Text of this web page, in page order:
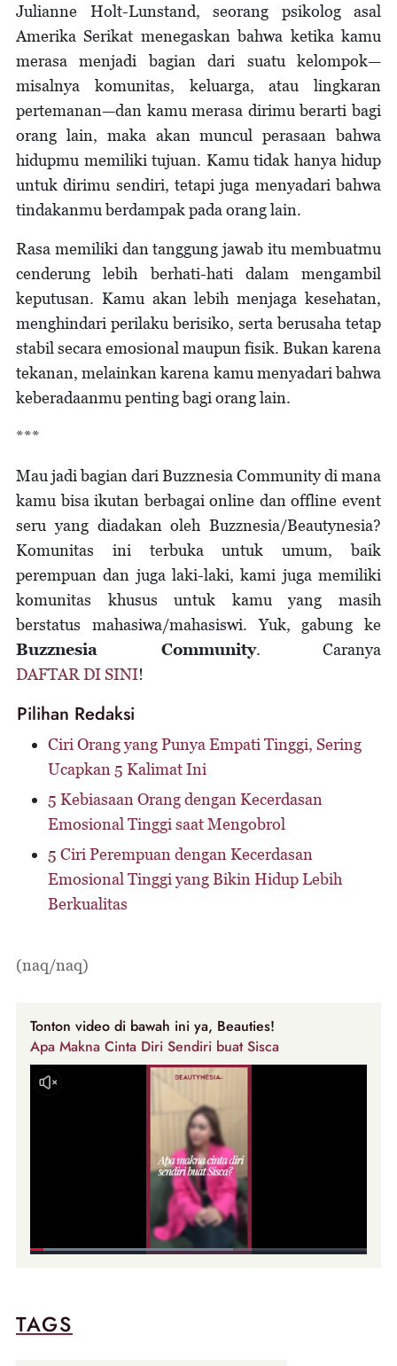
Julianne Holt-Lunstand, seorang psikolog asal
Amerika Serikat menegaskan bahwa ketika kamu
merasa menjadi bagian dari suatu kelompok—
misalnya komunitas, keluarga, atau lingkaran
pertemanan—dan kamu merasa dirimu berarti bagi
orang lain, maka akan muncul perasaan bahwa
hidupmu memiliki tujuan. Kamu tidak hanya hidup
untuk dirimu sendiri, tetapi juga menyadari bahwa
tindakanmu berdampak pada orang lain.
Rasa memiliki dan tanggung jawab itu membuatmu
cenderung lebih berhati-hati dalam mengambil
keputusan. Kamu akan lebih menjaga kesehatan,
menghindari perilaku berisiko, serta berusaha tetap
stabil secara emosional maupun fisik. Bukan karena
tekanan, melainkan karena kamu menyadari bahwa
keberadaanmu penting bagi orang lain.
***
Mau jadi bagian dari Buzznesia Community di mana
kamu bisa ikutan berbagai online dan offline event
seru yang diadakan oleh Buzznesia/Beautynesia?
Komunitas ini terbuka untuk umum, baik
perempuan dan juga laki-laki, kami juga memiliki
komunitas khusus untuk kamu yang masih
berstatus mahasiwa/mahasiswi. Yuk, gabung ke
Buzznesia Community. Caranya
DAFTAR DI SINI!
Pilihan Redaksi
Ciri Orang yang Punya Empati Tinggi, Sering
Ucapkan 5 Kalimat Ini
5 Kebiasaan Orang dengan Kecerdasan
Emosional Tinggi saat Mengobrol
5 Ciri Perempuan dengan Kecerdasan
Emosional Tinggi yang Bikin Hidup Lebih
Berkualitas
(naq/naq)
Tonton video di bawah ini ya, Beauties!
Apa Makna Cinta Diri Sendiri buat Sisca
TAGS